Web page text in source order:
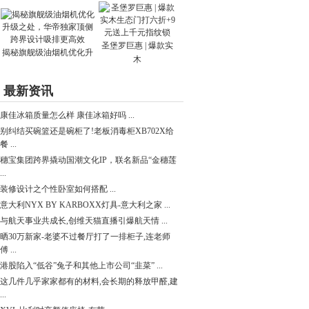
揭秘旗舰级油烟机优化升
圣堡罗巨惠 | 爆款实
木
最新资讯
康佳冰箱质量怎么样 康佳冰箱好吗 ...
别纠结买碗篮还是碗柜了!老板消毒柜XB702X给
餐 ...
穗宝集团跨界撬动国潮文化IP，联名新品“金穗莲
...
装修设计之个性卧室如何搭配 ...
意大利NYX BY KARBOXX灯具-意大利之家 ...
与航天事业共成长,创维天猫直播引爆航天情 ...
晒30万新家-老婆不过餐厅打了一排柜子,连老师
傅 ...
港股陷入“低谷”兔子和其他上市公司“韭菜” ...
这几件几乎家家都有的材料,会长期的释放甲醛,建
...